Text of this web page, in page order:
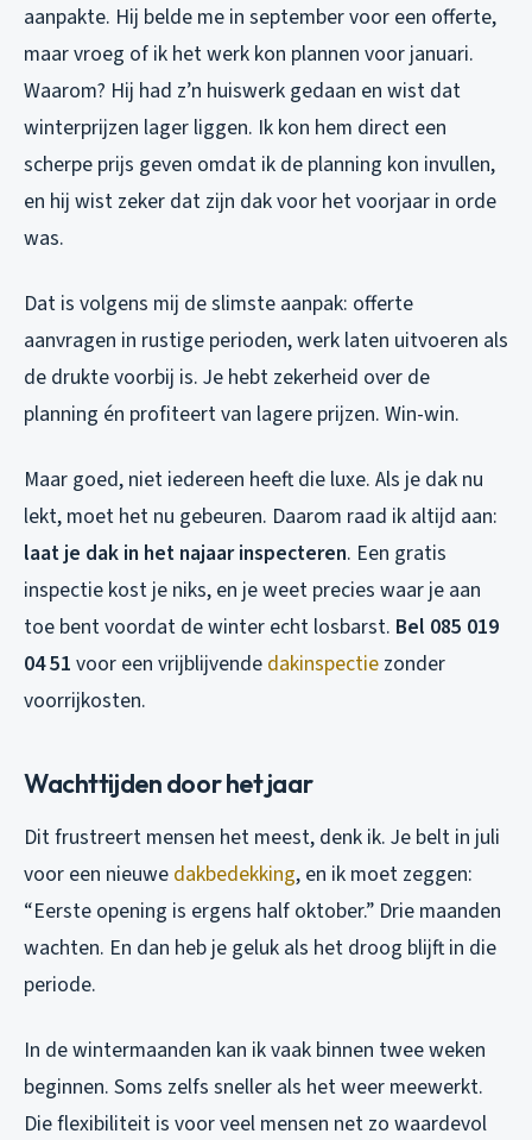
aanpakte. Hij belde me in september voor een offerte,
maar vroeg of ik het werk kon plannen voor januari.
Waarom? Hij had z’n huiswerk gedaan en wist dat
winterprijzen lager liggen. Ik kon hem direct een
scherpe prijs geven omdat ik de planning kon invullen,
en hij wist zeker dat zijn dak voor het voorjaar in orde
was.
Dat is volgens mij de slimste aanpak: offerte
aanvragen in rustige perioden, werk laten uitvoeren als
de drukte voorbij is. Je hebt zekerheid over de
planning én profiteert van lagere prijzen. Win-win.
Maar goed, niet iedereen heeft die luxe. Als je dak nu
lekt, moet het nu gebeuren. Daarom raad ik altijd aan:
laat je dak in het najaar inspecteren. Een gratis
inspectie kost je niks, en je weet precies waar je aan
toe bent voordat de winter echt losbarst. Bel 085 019
04 51 voor een vrijblijvende dakinspectie zonder
voorrijkosten.
Wachttijden door het jaar
Dit frustreert mensen het meest, denk ik. Je belt in juli
voor een nieuwe dakbedekking, en ik moet zeggen:
“Eerste opening is ergens half oktober.” Drie maanden
wachten. En dan heb je geluk als het droog blijft in die
periode.
In de wintermaanden kan ik vaak binnen twee weken
beginnen. Soms zelfs sneller als het weer meewerkt.
Die flexibiliteit is voor veel mensen net zo waardevol